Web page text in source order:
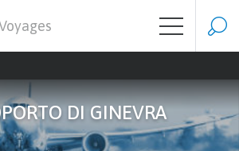
DI GINEVRA